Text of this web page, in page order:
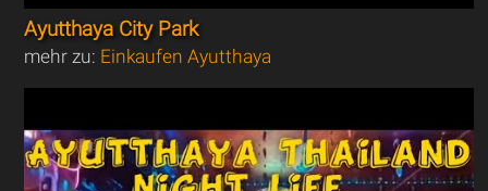
Ayutthaya City Park
mehr zu: Einkaufen Ayutthaya